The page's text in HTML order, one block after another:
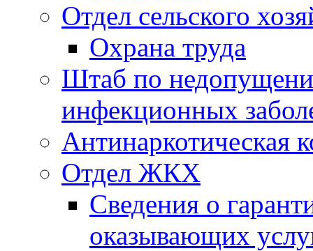
Отдел сельского
Охрана труда
Штаб по
инфекционных
Антинаркотическая
Отдел ЖКХ
Сведения о
оказывающих